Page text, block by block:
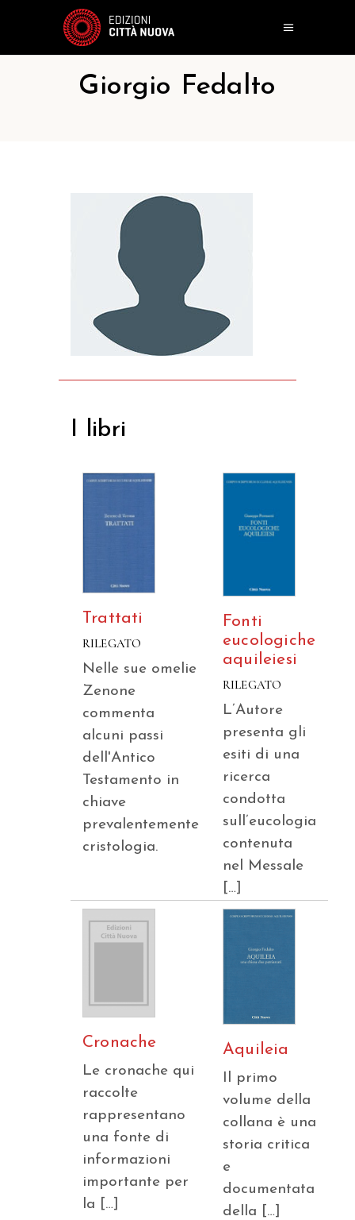
Giorgio Fedalto
I libri
Trattati
RILEGATO
Nelle sue omelie
Zenone
commenta
alcuni passi
dell'Antico
Testamento in
chiave
prevalentemente
cristologia.
Fonti
eucologiche
aquileiesi
RILEGATO
L’Autore
presenta gli
esiti di una
ricerca
condotta
sull’eucologia
contenuta
nel Messale
[…]
Cronache
Le cronache qui
raccolte
rappresentano
una fonte di
informazioni
importante per
la […]
Aquileia
Il primo
volume della
collana è una
storia critica
e
documentata
della […]